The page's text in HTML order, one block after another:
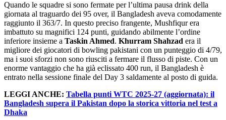
Quando le squadre si sono fermate per l’ultima pausa drink della
giornata al traguardo dei 95 over, il Bangladesh aveva comodamente
raggiunto il 363/7. In questo preciso frangente, Mushfiqur era
imbattuto su magnifici 124 punti, guidando abilmente l’ordine
inferiore insieme a Taskin Ahmed. Khurram Shahzad era il
migliore dei giocatori di bowling pakistani con un punteggio di 4/79,
ma i suoi sforzi non sono riusciti a fermare il flusso di piste. Con un
enorme vantaggio che ha già eclissato 400 run, il Bangladesh è
entrato nella sessione finale del Day 3 saldamente al posto di guida.
LEGGI ANCHE: Tabella punti WTC 2025-27 (aggiornata): il
Bangladesh supera il Pakistan dopo la storica vittoria nel test a
Dhaka